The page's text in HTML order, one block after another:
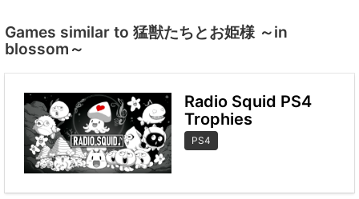
Games similar to 猛獣たちとお姫様 ～in
blossom～
Radio Squid PS4
Trophies
PS4